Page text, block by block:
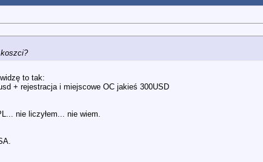
to tak:
+ rejestracja i miejscowe OC jakieś 300USD
nie liczyłem... nie wiem.